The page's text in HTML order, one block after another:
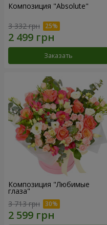
Композиция "Absolute"
3 332 грн
Заказать
Композиция "Любимые
глаза"
3 713 грн